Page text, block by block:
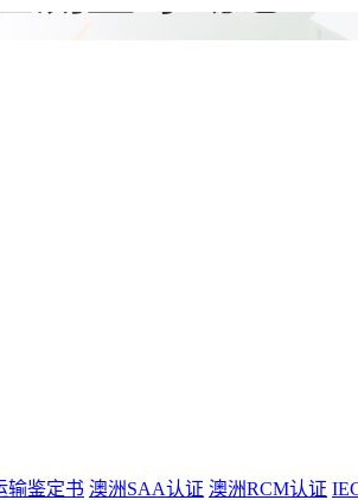
输鉴定书 澳洲SAA认证 澳洲RCM认证